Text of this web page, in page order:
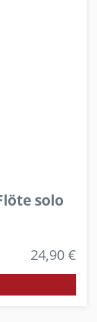
solo
24,90 €